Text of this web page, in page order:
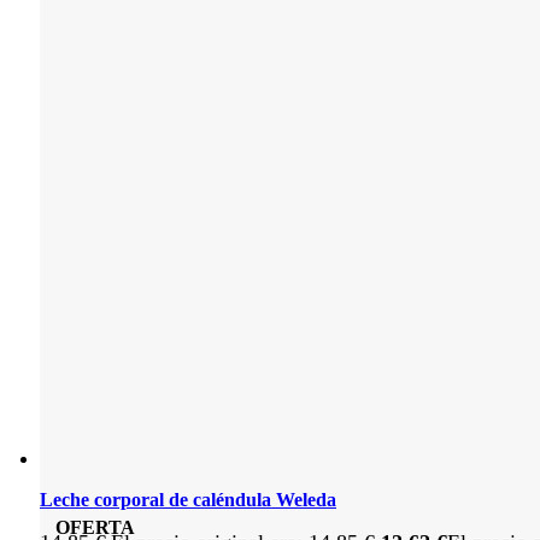
OFERTA
Leche corporal de caléndula Weleda